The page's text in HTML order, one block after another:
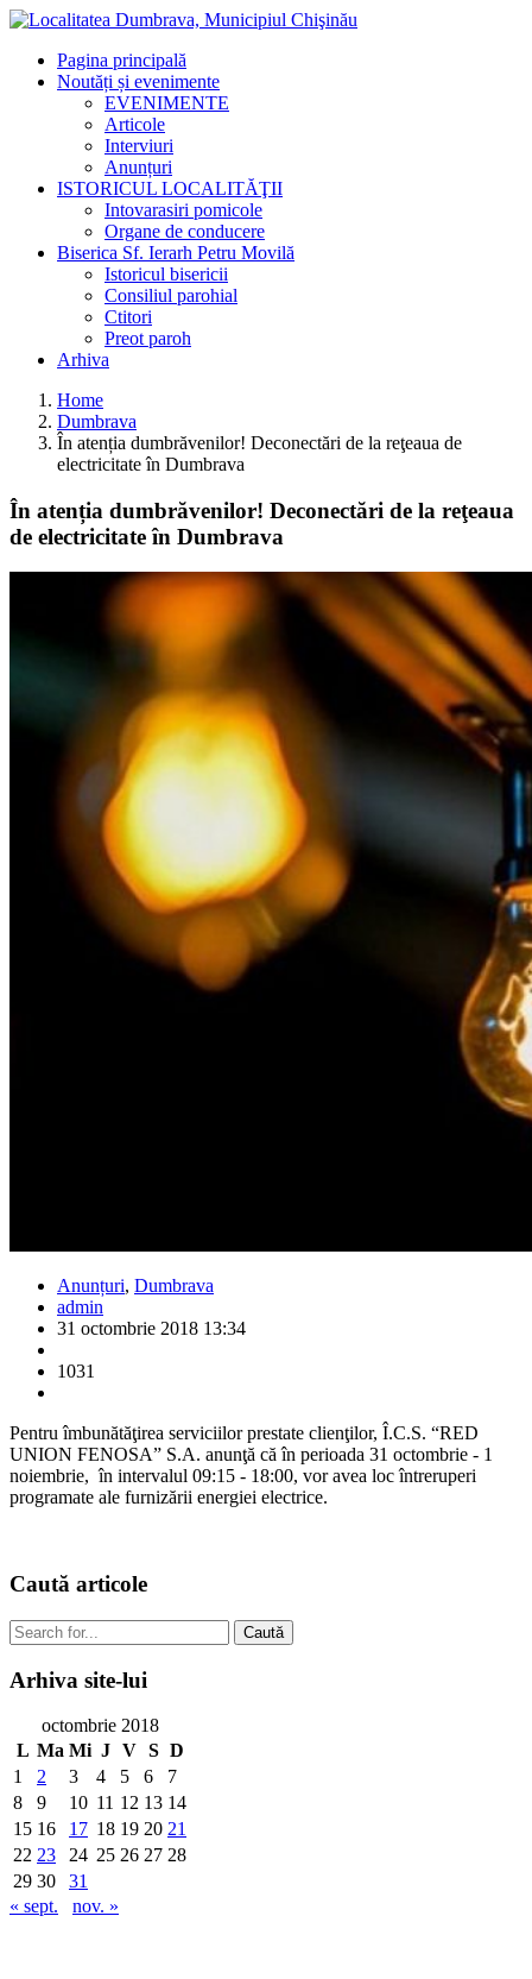
Pagina principală
Noutăți și evenimente
EVENIMENTE
Articole
Interviuri
Anunțuri
ISTORICUL LOCALITĂŢII
Intovarasiri pomicole
Organe de conducere
Biserica Sf. Ierarh Petru Movilă
Istoricul bisericii
Consiliul parohial
Ctitori
Preot paroh
Arhiva
Home
Dumbrava
În atenția dumbrăvenilor! Deconectări de la reţeaua de
electricitate în Dumbrava
În atenția dumbrăvenilor! Deconectări de la reţeaua
de electricitate în Dumbrava
Anunțuri, Dumbrava
admin
31 octombrie 2018 13:34
1031
Pentru îmbunătăţirea serviciilor prestate clienţilor, Î.C.S. “RED
UNION FENOSA” S.A. anunţă că în perioada 31 octombrie - 1
noiembrie, în intervalul 09:15 - 18:00, vor avea loc întreruperi
programate ale furnizării energiei electrice.
Caută articole
Caută
Arhiva site-lui
octombrie 2018
L Ma Mi J V S D
1
2 3 4 5 6
7
8
9 10 11 12 13 14
15 16 17 18 19 20 21
22 23 24 25 26 27 28
29 30
31
« sept.
nov. »